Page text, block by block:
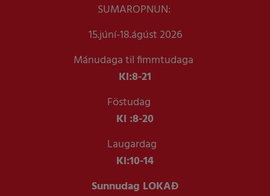
SUMAROPNUN:
15.júní-18.ágúst 2026
Mánudaga til fimmtudaga
Kl:8-21
Föstudag
Kl :8-20
Laugardag
Kl:10-14
Sunnudag LOKAÐ